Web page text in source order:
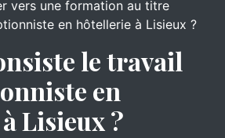
vers une formation au titre
en hôtellerie à Lisieux ?
le travail
en
Lisieux ?